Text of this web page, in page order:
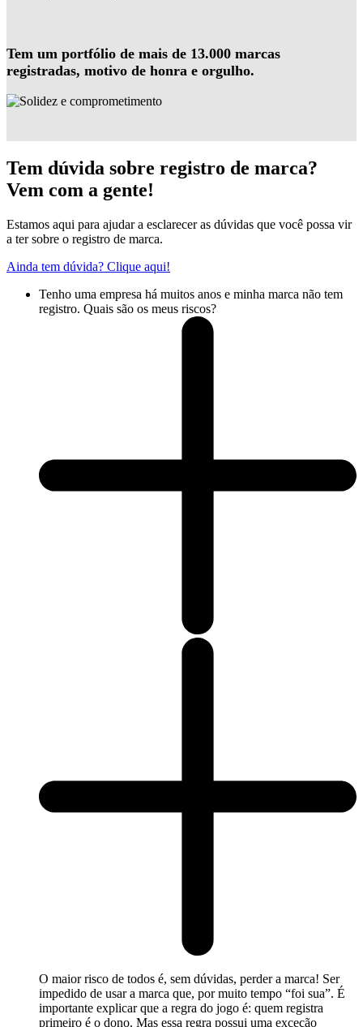
Tem um portfólio de mais de 13.000 marcas
registradas, motivo de honra e orgulho.
Tem dúvida sobre registro de marca?
Vem com a gente!
Estamos aqui para ajudar a esclarecer as dúvidas que você possa vir
a ter sobre o registro de marca.
Ainda tem dúvida? Clique aqui!
Tenho uma empresa há muitos anos e minha marca não tem
registro. Quais são os meus riscos?
O maior risco de todos é, sem dúvidas, perder a marca! Ser
impedido de usar a marca que, por muito tempo “foi sua”. É
importante explicar que a regra do jogo é: quem registra
primeiro é o dono. Mas essa regra possui uma exceção